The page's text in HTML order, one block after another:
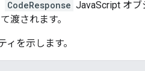
CodeResponse JavaScript オ
渡されます。
を示します。